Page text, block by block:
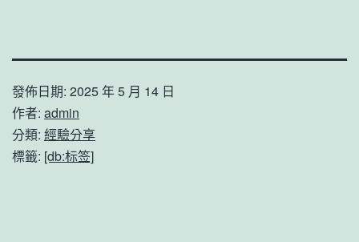
發佈日期: 2025 年 5 月 14 日
作者: admin
分類: 經驗分享
標籤: [db:标签]